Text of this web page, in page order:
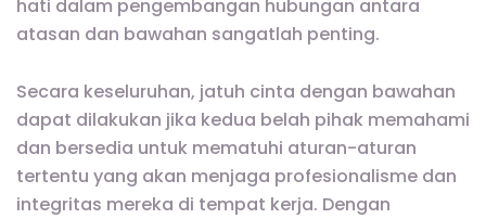
hati dalam pengembangan hubungan antara
atasan dan bawahan sangatlah penting.
Secara keseluruhan, jatuh cinta dengan bawahan
dapat dilakukan jika kedua belah pihak memahami
dan bersedia untuk mematuhi aturan-aturan
tertentu yang akan menjaga profesionalisme dan
integritas mereka di tempat kerja. Dengan